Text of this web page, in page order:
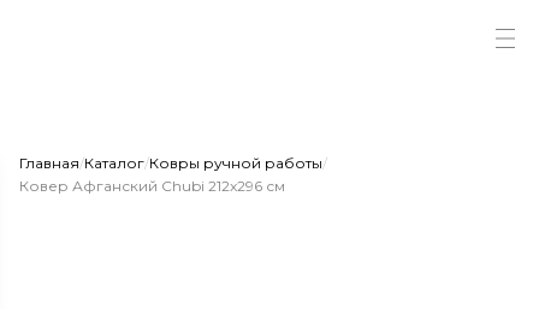
Главная/Каталог/Ковры ручной работы/
Ковер Афганский Chubi 212x296 см